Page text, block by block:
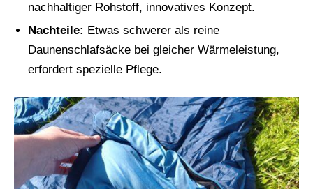
nachhaltiger Rohstoff, innovatives Konzept.
Nachteile: Etwas schwerer als reine
Daunenschlafsäcke bei gleicher Wärmeleistung,
erfordert spezielle Pflege.